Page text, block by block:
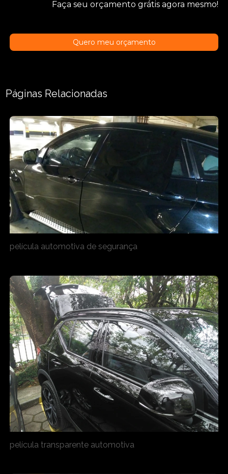
Faça seu orçamento grátis agora mesmo!
Quero meu orçamento
Páginas Relacionadas
película automotiva de segurança
película transparente automotiva